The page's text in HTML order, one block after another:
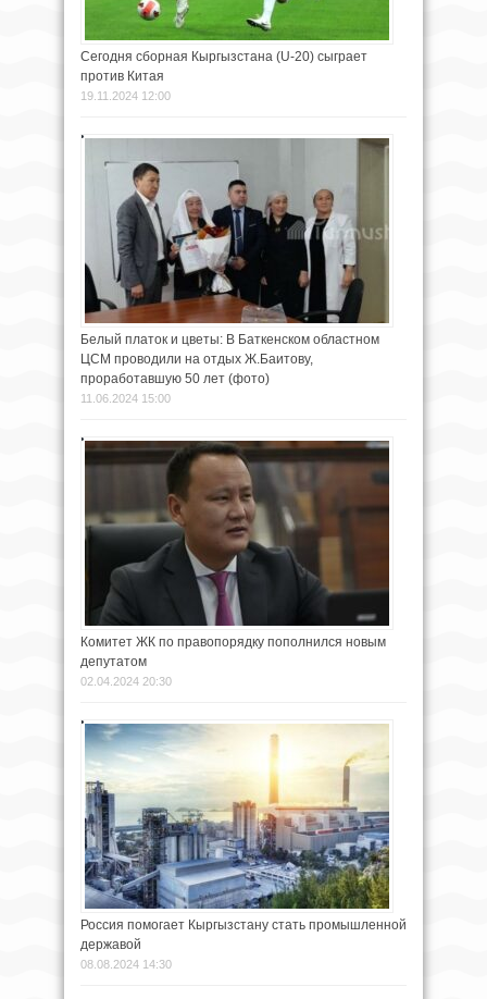
Сегодня сборная Кыргызстана (U-20) сыграет
против Китая
19.11.2024 12:00
Белый платок и цветы: В Баткенском областном
ЦСМ проводили на отдых Ж.Баитову,
проработавшую 50 лет (фото)
11.06.2024 15:00
Комитет ЖК по правопорядку пополнился новым
депутатом
02.04.2024 20:30
Россия помогает Кыргызстану стать промышленной
державой
08.08.2024 14:30